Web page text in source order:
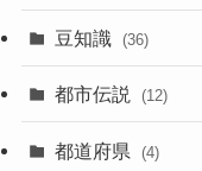
豆知識 (36)
都市伝説 (12)
都道府県 (4)